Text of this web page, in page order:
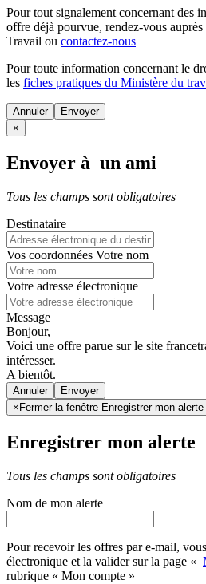
Pour tout signalement concernant des
offre déjà pourvue, rendez-vous
Travail ou contactez-nous
Pour toute information concernant le
les fiches pratiques du Ministère du
Annuler
×
Envoyer à un ami
Tous les champs sont obligatoires
Destinataire
Vos coordonnées Votre nom
Votre adresse électronique
Message
Bonjour,
Voici une offre parue sur le site
intéresser.
A bientôt.
Annuler
× Fermer la fenêtre Enregistrer mon alerte
Enregistrer mon alerte
Tous les champs sont obligatoires
Nom de mon alerte
Pour recevoir les offres par e-mail,
électronique et la valider sur la page «
rubrique « Mon compte »